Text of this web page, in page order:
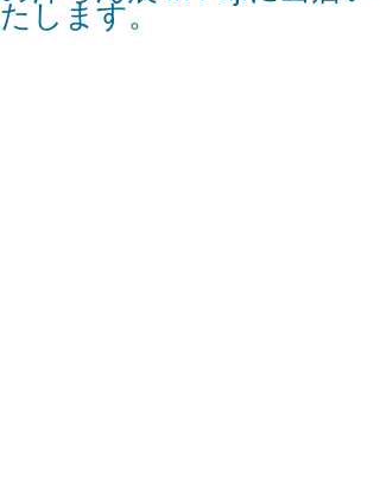
たします。